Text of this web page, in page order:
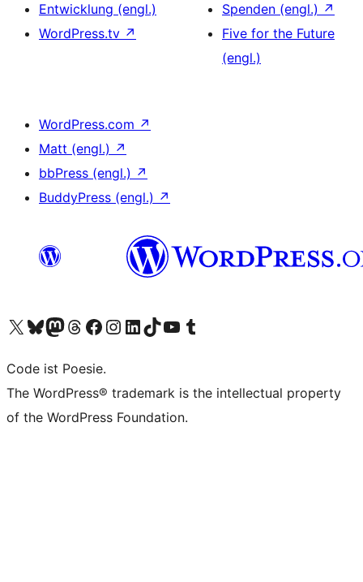
Entwicklung (engl.)
WordPress.tv ↗
Spenden (engl.) ↗
Five for the Future
(engl.)
WordPress.com ↗
Matt (engl.) ↗
bbPress (engl.) ↗
BuddyPress (engl.) ↗
Unser X-Konto (früher Twitter) besuchen
Unser Bluesky-Konto besuchen
Unser Mastodon-Konto besuchen
Unser Threads-Konto besuchen
Unsere Facebook-Seite besuchen
Unser Instagram-Konto besuchen
Unser LinkedIn-Konto besuchen
Unser TikTok-Konto besuchen
Unseren YouTube-Kanal besuchen
Unser Tumblr-Konto besuchen
Code ist Poesie.
The WordPress® trademark is the intellectual property
of the WordPress Foundation.